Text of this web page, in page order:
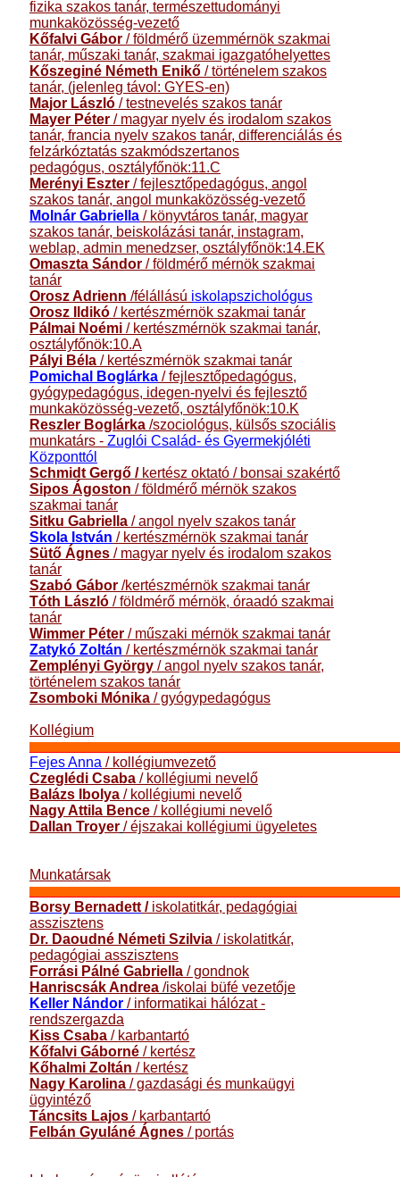
fizika szakos tanár, természettudományi
munkaközösség-vezető
Kőfalvi Gábor / földmérő üzemmérnök szakmai
tanár, műszaki tanár, szakmai igazgatóhelyettes
Kőszeginé Németh Enikő / történelem szakos
tanár, (jelenleg távol: GYES-en)
Major László / testnevelés szakos tanár
Mayer Péter / magyar nyelv és irodalom szakos
tanár, francia nyelv szakos tanár, differenciálás és
felzárkóztatás szakmódszertanos
pedagógus, osztályfőnök:11.C
Merényi Eszter / fejlesztőpedagógus, angol
szakos tanár, angol munkaközösség-vezető
Molnár Gabriella / könyvtáros tanár, magyar
szakos tanár, beiskolázási tanár, instagram,
weblap, admin menedzser, osztályfőnök:14.EK
Omaszta Sándor / földmérő mérnök szakmai
tanár
Orosz Adrienn /félállású iskolapszichológus
Orosz Ildikó / kertészmérnök szakmai tanár
Pálmai Noémi / kertészmérnök szakmai tanár,
osztályfőnök:10.A
Pályi Béla / kertészmérnök szakmai tanár
Pomichal Boglárka / fejlesztőpedagógus,
gyógypedagógus, idegen-nyelvi és fejlesztő
munkaközösség-vezető, osztályfőnök:10.K
Reszler Boglárka /szociológus, külsős szociális
munkatárs - Zuglói Család- és Gyermekjóléti
Központtól
Schmidt Gergő /kertész oktató / bonsai szakértő
Sipos Ágoston /földmérő mérnök szakos
szakmai tanár
Sitku Gabriella / angol nyelv szakos tanár
Skola István / kertészmérnök szakmai tanár
Sütő Ágnes / magyar nyelv és irodalom szakos
tanár
Szabó Gábor /kertészmérnök szakmai tanár
Tóth László / földmérő mérnök, óraadó szakmai
tanár
Wimmer Péter / műszaki mérnök szakmai tanár
Zatykó Zoltán / kertészmérnök szakmai tanár
Zemplényi György / angol nyelv szakos tanár,
történelem szakos tanár
Zsomboki Mónika / gyógypedagógus
Kollégium
Fejes Anna / kollégiumvezető
Czeglédi Csaba / kollégiumi nevelő
Balázs Ibolya / kollégiumi nevelő
Nagy Attila Bence / kollégiumi nevelő
Dallan Troyer / éjszakai kollégiumi ügyeletes
Munkatársak
Borsy Bernadett / iskolatitkár, pedagógiai
asszisztens
Dr. Daoudné Németi Szilvia / iskolatitkár,
pedagógiai asszisztens
Forrási Pálné Gabriella / gondnok
Hanriscsák Andrea /iskolai büfé vezetője
Keller Nándor / informatikai hálózat -
rendszergazda
Kiss Csaba / karbantartó
Kőfalvi Gáborné / kertész
Kőhalmi Zoltán / kertész
Nagy Karolina / gazdasági és munkaügyi
ügyintéző
Táncsits Lajos / karbantartó
Felbán Gyuláné Ágnes / portás